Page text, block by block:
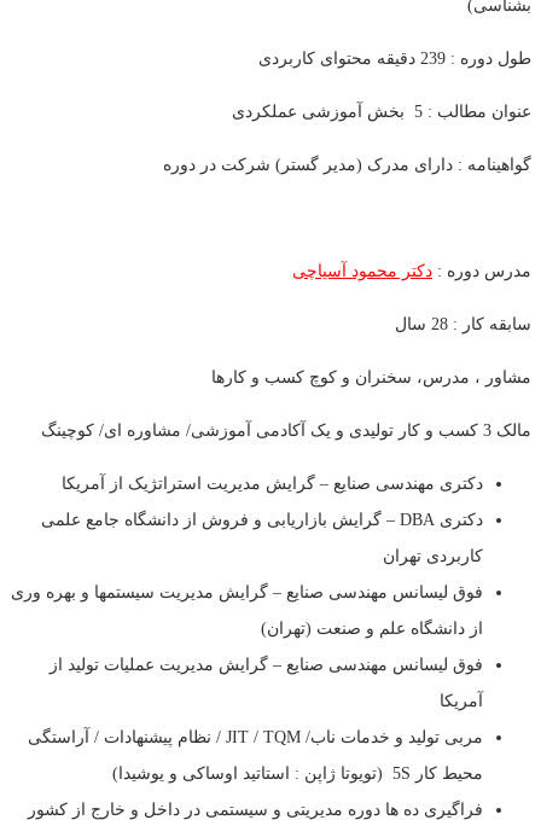
بشناسی)
طول دوره : 239 دقیقه محتوای کاربردی
عنوان مطالب : 5 بخش آموزشی عملکردی
گواهینامه : دارای مدرک (مدیر گستر) شرکت در دوره
مدرس دوره : دکتر محمود آسیاچی
سابقه کار : 28 سال
مشاور ، مدرس، سخنران و کوچ کسب و کارها
مالک 3 کسب و کار تولیدی و یک آکادمی آموزشی/ مشاوره ای/ کوچینگ
دکتری مهندسی صنایع – گرایش مدیریت استراتژیک از آمریکا
دکتری DBA – گرایش بازاریابی و فروش از دانشگاه جامع علمی
کاربردی تهران
فوق لیسانس مهندسی صنایع – گرایش مدیریت سیستمها و بهره وری
از دانشگاه علم و صنعت (تهران)
فوق لیسانس مهندسی صنایع – گرایش مدیریت عملیات تولید از
آمریکا
مربی تولید و خدمات ناب/ JIT / TQM / نظام پیشنهادات / آراستگی
محیط کار 5S (تویوتا ژاپن : استاتید اوساکی و یوشیدا)
فراگیری ده ها دوره مدیریتی و سیستمی در داخل و خارج از کشور